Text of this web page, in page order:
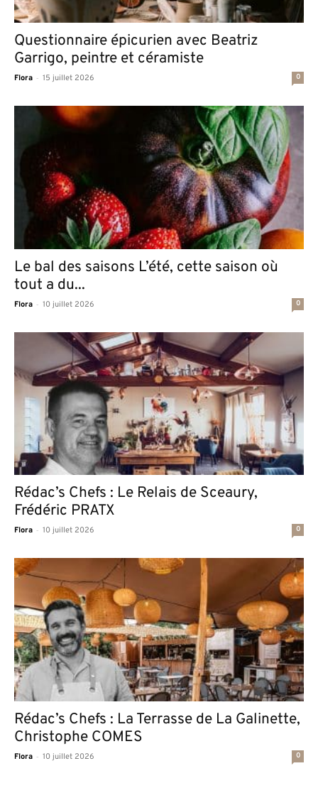
Questionnaire épicurien avec Beatriz
Garrigo, peintre et céramiste
Flora - 15 juillet 2026 0
Le bal des saisons L’été, cette saison où
tout a du...
Flora - 10 juillet 2026 0
Rédac’s Chefs : Le Relais de Sceaury,
Frédéric PRATX
Flora - 10 juillet 2026 0
Rédac’s Chefs : La Terrasse de La Galinette,
Christophe COMES
Flora - 10 juillet 2026 0